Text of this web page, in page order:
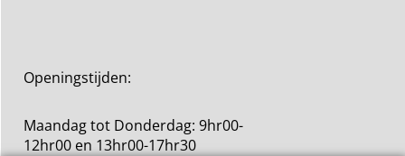
Openingstijden:
Maandag tot Donderdag: 9hr00-
12hr00 en 13hr00-17hr30